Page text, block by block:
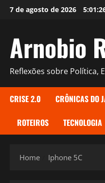
Skip7 de agosto de 2026
Arnobio
Reflexões sobre Política,
CRISE 2.0 CRÔNICAS DO
ROTEIROS TECNOLOGIA
Home Iphone 5C